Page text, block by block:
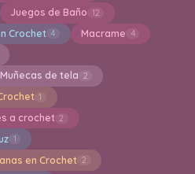
Juegos de Baño 12
Crochet 4 Macrame 4
Muñecas de tela 2
1
a crochet 2
1
en Crochet 2